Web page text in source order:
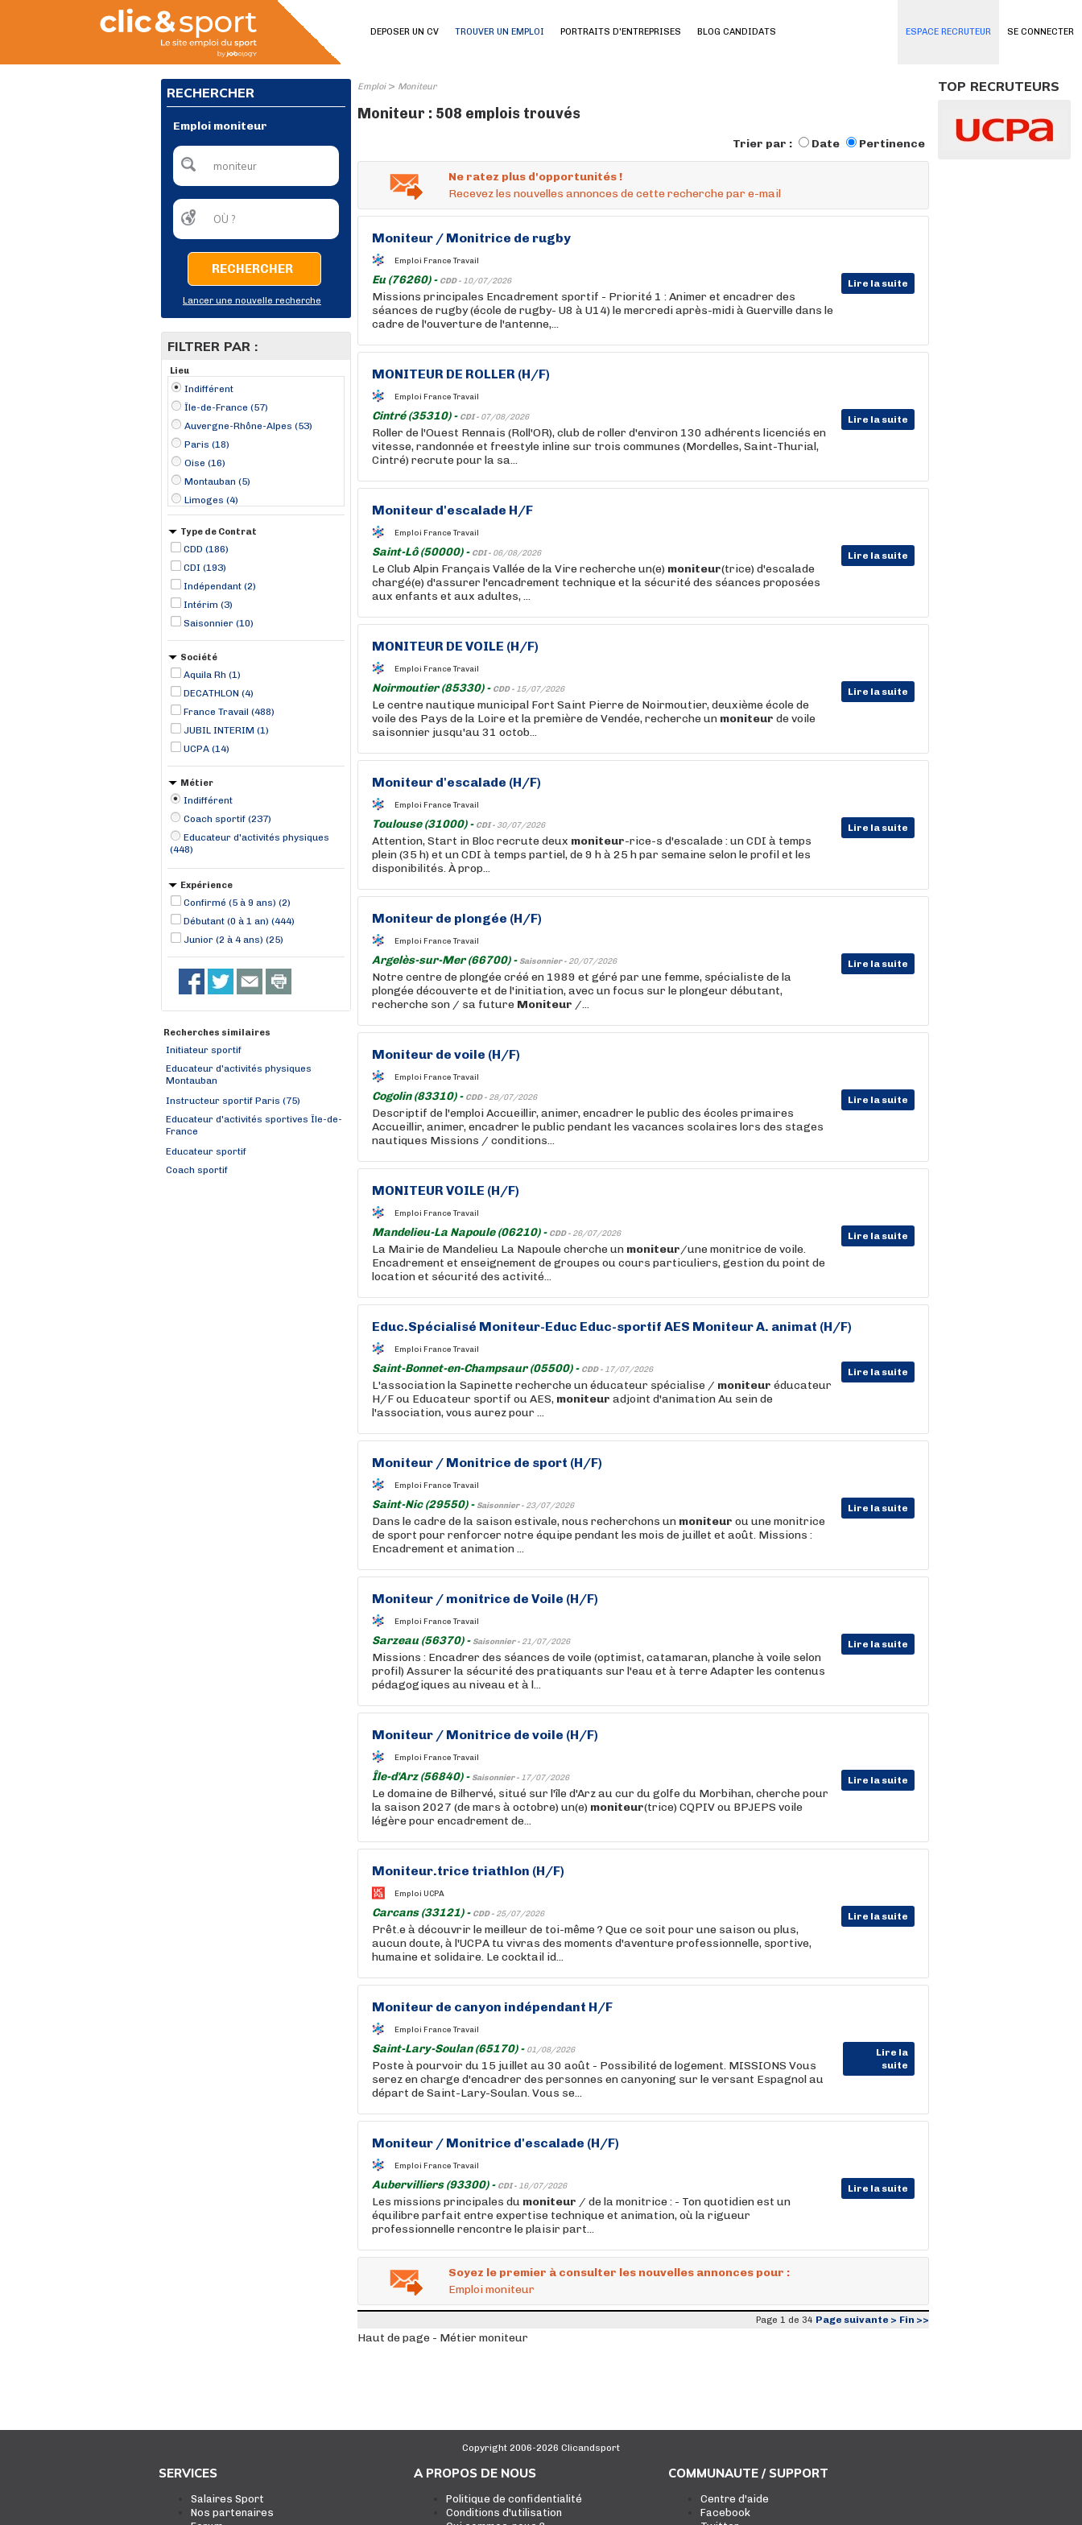
SE CONNECTER
DEPOSER UN CV TROUVER UN EMPLOI PORTRAITS D'ENTREPRISES BLOG CANDIDATS ESPACE RECRUTEUR
RECHERCHER
Emploi moniteur
RECHERCHER
Lancer une nouvelle recherche
FILTRER PAR :
Lieu
Indifférent
Île-de-France (57)
Auvergne-Rhône-Alpes (53)
Paris (18)
Oise (16)
Montauban (5)
Limoges (4)
Aix-en-Provence (3)
Bastia (3)
Brest (3)
Chamant (3)
Cherbourg (3)
Clermont-Ferrand (3)
Lorient (3)
Type de Contrat
CDD (186)
CDI (193)
Indépendant (2)
Intérim (3)
Saisonnier (10)
Société
Aquila Rh (1)
DECATHLON (4)
France Travail (488)
JUBIL INTERIM (1)
UCPA (14)
Métier
Indifférent
Coach sportif (237)
Educateur d'activités physiques
(448)
Expérience
Confirmé (5 à 9 ans) (2)
Débutant (0 à 1 an) (444)
Junior (2 à 4 ans) (25)
Recherches similaires
Initiateur sportif
Educateur d'activités physiques
Montauban
Instructeur sportif Paris (75)
Educateur d'activités sportives Île-de-
France
Educateur sportif
Coach sportif
Emploi> Moniteur
Moniteur : 508 emplois trouvés
Trier par : Date Pertinence
Ne ratez plus d'opportunités !
Recevez les nouvelles annonces de cette recherche par e-mail
Moniteur / Monitrice de rugby
Emploi France Travail
Eu (76260) - CDD - 10/07/2026 Lire la suite
Missions principales Encadrement sportif - Priorité 1 : Animer et encadrer des
séances de rugby (école de rugby- U8 à U14) le mercredi après-midi à Guerville dans le
cadre de l'ouverture de l'antenne,...
MONITEUR DE ROLLER (H/F)
Emploi France Travail
Cintré (35310) - CDI - 07/08/2026 Lire la suite
Roller de l'Ouest Rennais (Roll'OR), club de roller d'environ 130 adhérents licenciés en
vitesse, randonnée et freestyle inline sur trois communes (Mordelles, Saint-Thurial,
Cintré) recrute pour la sa...
Moniteur d'escalade H/F
Emploi France Travail
Saint-Lô (50000) - CDI - 06/08/2026 Lire la suite
Le Club Alpin Français Vallée de la Vire recherche un(e) moniteur(trice) d'escalade
chargé(e) d'assurer l'encadrement technique et la sécurité des séances proposées
aux enfants et aux adultes, ...
MONITEUR DE VOILE (H/F)
Emploi France Travail
Noirmoutier (85330) - CDD - 15/07/2026 Lire la suite
Le centre nautique municipal Fort Saint Pierre de Noirmoutier, deuxième école de
voile des Pays de la Loire et la première de Vendée, recherche un moniteur de voile
saisonnier jusqu'au 31 octob...
Moniteur d'escalade (H/F)
Emploi France Travail
Toulouse (31000) - CDI - 30/07/2026 Lire la suite
Attention, Start in Bloc recrute deux moniteur-rice-s d'escalade : un CDI à temps
plein (35 h) et un CDI à temps partiel, de 9 h à 25 h par semaine selon le profil et les
disponibilités. À prop...
Moniteur de plongée (H/F)
Emploi France Travail
Argelès-sur-Mer (66700) - Saisonnier - 20/07/2026 Lire la suite
Notre centre de plongée créé en 1989 et géré par une femme, spécialiste de la
plongée découverte et de l'initiation, avec un focus sur le plongeur débutant,
recherche son / sa future Moniteur /...
Moniteur de voile (H/F)
Emploi France Travail
Cogolin (83310) - CDD - 28/07/2026 Lire la suite
Descriptif de l'emploi Accueillir, animer, encadrer le public des écoles primaires
Accueillir, animer, encadrer le public pendant les vacances scolaires lors des stages
nautiques Missions / conditions...
MONITEURVOILE (H/F)
Emploi France Travail
Mandelieu-La Napoule (06210) - CDD - 26/07/2026 Lire la suite
La Mairie de Mandelieu La Napoule cherche un moniteur/une monitrice de voile.
Encadrement et enseignement de groupes ou cours particuliers, gestion du point de
location et sécurité des activité...
Educ.Spécialisé Moniteur-Educ Educ-sportif AES MoniteurA. animat (H/F)
Emploi France Travail
Saint-Bonnet-en-Champsaur (05500) - CDD - 17/07/2026 Lire la suite
L'association la Sapinette recherche un éducateur spécialise / moniteur éducateur
H/F ou Educateur sportif ou AES, moniteur adjoint d'animation Au sein de
l'association, vous aurez pour ...
Moniteur / Monitrice de sport (H/F)
Emploi France Travail
Saint-Nic (29550) - Saisonnier - 23/07/2026 Lire la suite
Dans le cadre de la saison estivale, nous recherchons un moniteur ou une monitrice
de sport pour renforcer notre équipe pendant les mois de juillet et août. Missions :
Encadrement et animation ...
Moniteur / monitrice de Voile (H/F)
Emploi France Travail
Sarzeau (56370) - Saisonnier - 21/07/2026 Lire la suite
Missions : Encadrer des séances de voile (optimist, catamaran, planche à voile selon
profil) Assurer la sécurité des pratiquants sur l'eau et à terre Adapter les contenus
pédagogiques au niveau et à l...
Moniteur / Monitrice de voile (H/F)
Emploi France Travail
Île-d'Arz (56840) - Saisonnier - 17/07/2026 Lire la suite
Le domaine de Bilhervé, situé sur l'île d'Arz au cur du golfe du Morbihan, cherche pour
la saison 2027 (de mars à octobre) un(e) moniteur(trice) CQPIV ou BPJEPS voile
légère pour encadrement de...
Moniteur.trice triathlon (H/F)
Emploi UCPA
Carcans (33121) - CDD - 25/07/2026 Lire la suite
Prêt.e à découvrir le meilleur de toi-même ? Que ce soit pour une saison ou plus,
aucun doute, à l'UCPA tu vivras des moments d'aventure professionnelle, sportive,
humaine et solidaire. Le cocktail id...
Moniteur de canyon indépendant H/F
Emploi France Travail
Saint-Lary-Soulan (65170) - 01/08/2026
Lire la
suite
Poste à pourvoir du 15 juillet au 30 août - Possibilité de logement. MISSIONS Vous
serez en charge d'encadrer des personnes en canyoning sur le versant Espagnol au
départ de Saint-Lary-Soulan. Vous se...
Moniteur / Monitrice d'escalade (H/F)
Emploi France Travail
Aubervilliers (93300) - CDI - 16/07/2026 Lire la suite
Les missions principales du moniteur / de la monitrice : - Ton quotidien est un
équilibre parfait entre expertise technique et animation, où la rigueur
professionnelle rencontre le plaisir part...
Soyez le premier à consulter les nouvelles annonces pour :
Emploi moniteur
Page 1 de 34 Page suivante > Fin >>
Haut de page - Métier moniteur
TOP RECRUTEURS
Copyright 2006-2026 Clicandsport
SERVICES
Salaires Sport
Nos partenaires
A PROPOS DE NOUS
Politique de confidentialité
Conditions d'utilisation
COMMUNAUTE / SUPPORT
Centre d'aide
Facebook